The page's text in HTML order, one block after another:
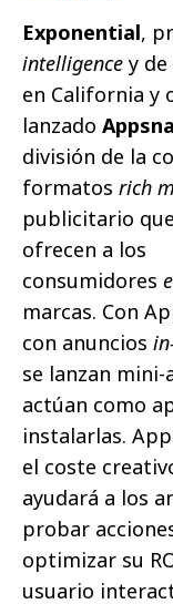
Exponential,
intelligence y
en California y
lanzado
división de la
formatos rich
publicitario
ofrecen a los
consumidores
marcas. Con
con anuncios
se lanzan
actúan como
instalarlas.
el coste
ayudará a los
probar
optimizar su
usuario